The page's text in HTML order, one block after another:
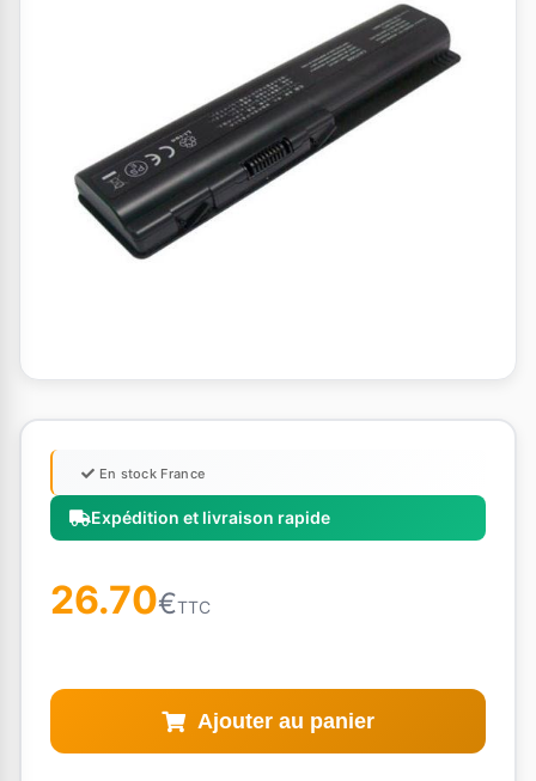
Expédition et livraison rapide
En stock France
26.70€TTC
Ajouter au panier